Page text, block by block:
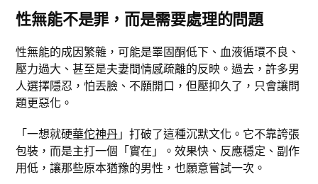
性無能不是罪，而是需要處理的問題
性無能的成因繁雜，可能是睪固酮低下、血液循環不良、
壓力過大、甚至是夫妻間情感疏離的反映。過去，許多男
人選擇隱忍，怕丟臉、不願開口，但壓抑久了，只會讓問
題更惡化。
「一想就硬華佗神丹」打破了這種沉默文化。它不靠誇張
包裝，而是主打一個「實在」。效果快、反應穩定、副作
用低，讓那些原本猶豫的男性，也願意嘗試一次。